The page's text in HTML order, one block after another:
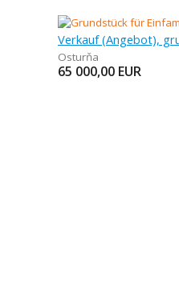
Osturňa
65 000,00 EUR